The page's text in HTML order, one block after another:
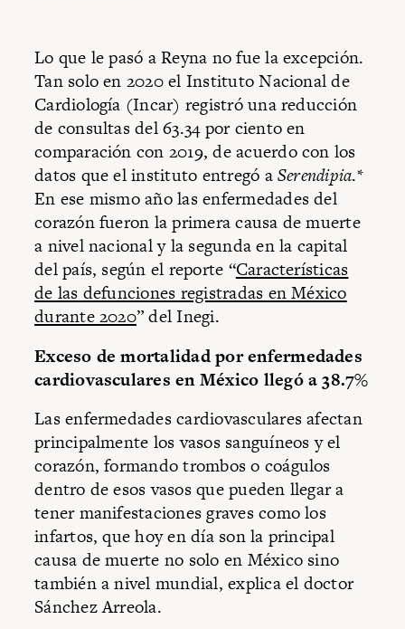
Lo que le pasó a Reyna no fue la excepción.
Tan solo en 2020 el Instituto Nacional de
Cardiología (Incar) registró una reducción
de consultas del 63.34 por ciento en
comparación con 2019, de acuerdo con los
datos que el instituto entregó aSerendipia.*
En ese mismo año las enfermedades del
corazón fueron la primera causa de muerte
a nivel nacional y la segunda en la capital
del país, según el reporte “Características
de las defunciones registradas en México
durante 2020” del Inegi.
Exceso de mortalidad por enfermedades
cardiovasculares en México llegó a 38.7%
Las enfermedades cardiovasculares afectan
principalmente los vasos sanguíneos y el
corazón, formando trombos o coágulos
dentro de esos vasos que pueden llegar a
tener manifestaciones graves como los
infartos, que hoy en día son la principal
causa de muerte no solo en México sino
también a nivel mundial, explica el doctor
Sánchez Arreola.